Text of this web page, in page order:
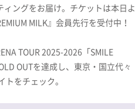
ングをお届け。チケットは本日よ
MILK』会員先行を受付中！
TOUR 2025-2026「SMILE
OUTを達成し、東京・国立代々
をチェック。